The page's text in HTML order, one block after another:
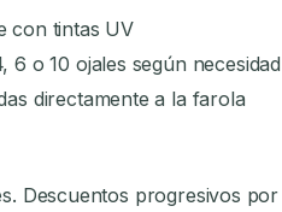
con tintas UV
6 o 10 ojales según necesidad
directamente a la farola
Descuentos progresivos por